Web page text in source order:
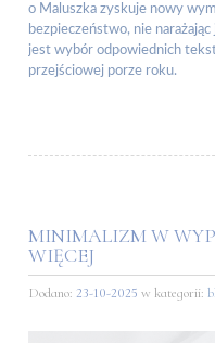
o Maluszka zyskuje nowy
bezpieczeństwo, nie
jest wybór odpowiednich
przejściowej porze roku.
MINIMALIZM W
WIĘCEJ
Dodano: 23-10-2025 w kategorii: